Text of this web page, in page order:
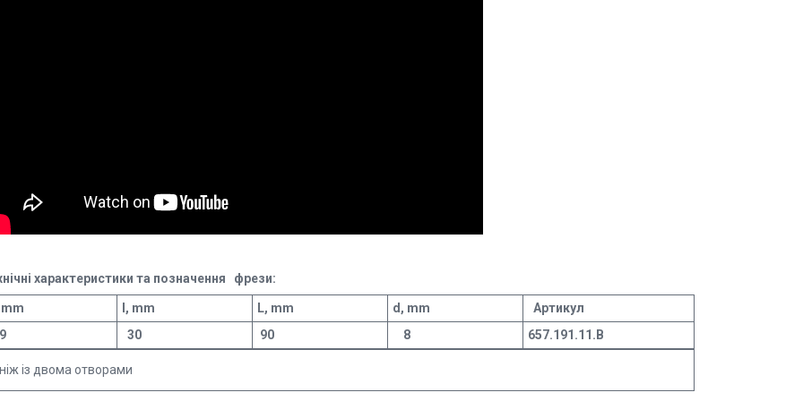
характеристики та позначення фрези:
mm I, mm L, mm d, mm
Артикул
30 90 8 657.191.11.В
із двома отворами